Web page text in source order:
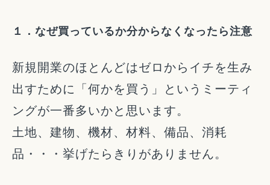
１．なぜ買っているか分からなくなったら注意
新規開業のほとんどはゼロからイチを生み
出すために「何かを買う」というミーティ
ングが一番多いかと思います。
土地、建物、機材、材料、備品、消耗
品・・・挙げたらきりがありません。